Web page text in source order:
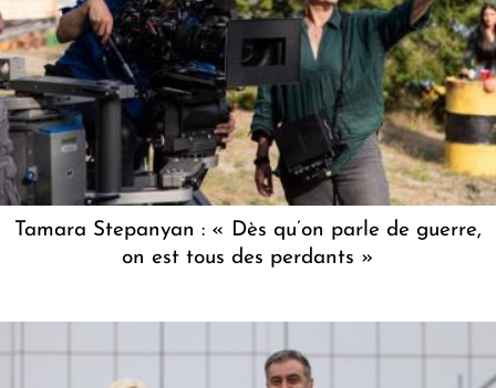
Tamara Stepanyan : « Dès qu’on parle de guerre,
on est tous des perdants »